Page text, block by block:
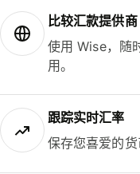
比较汇款提供商
使用 Wise，随
用。
跟踪实时汇率
保存您喜爱的货